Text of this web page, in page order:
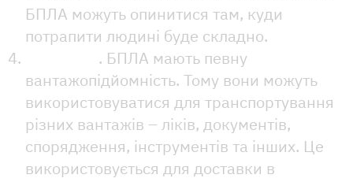
БПЛА можуть опинитися там, куди
потрапити людині буде складно.
. БПЛА мають певну
вантажопідйомність. Тому вони можуть
використовуватися для транспортування
різних вантажів – ліків, документів,
спорядження, інструментів та інших. Це
використовується для доставки в